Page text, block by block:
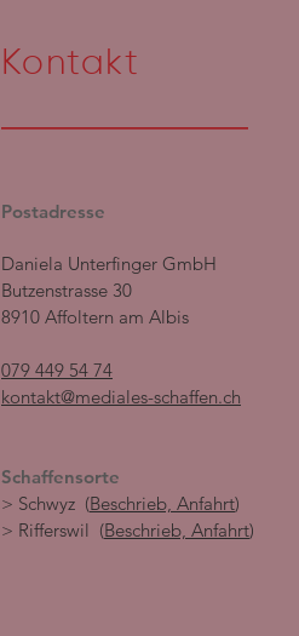
Kontakt
Postadresse
Daniela Unterfinger GmbH
Butzenstrasse 30
8910 Affoltern am Albis
079 449 54 74
kontakt@mediales-schaffen.ch
Schaffensorte
> Schwyz (Beschrieb, Anfahrt)
> Rifferswil (Beschrieb, Anfahrt)